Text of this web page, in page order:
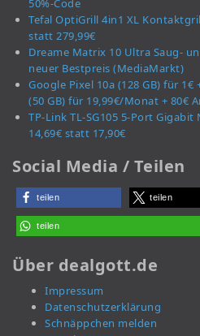
50%-Code
Tefal OptiGrill 4in1 XL
statt 279,99€
Dreame Matrix 10 Ultra Saug-
neuer Bestpreis (MediaMarkt)
Google Pixel 10a (128 GB) für
(50 GB) für 19,99€/Monat + 80€
TP-Link TL-SG105 5-Port
14,69€ statt 17,90€
Social Media / Teilen
teilen teilen
teilen
Über dealgott.de
Impressum
Datenschutzerklärung
Schnäppchen melden